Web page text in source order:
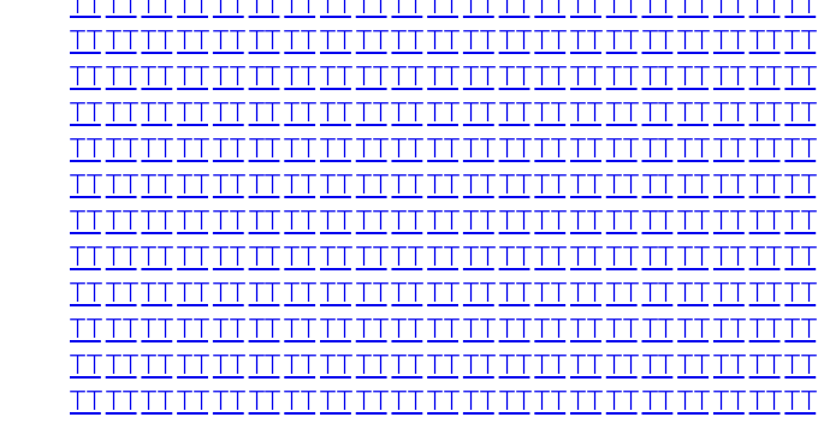
TTTTTTTTTTTTTTTTTTTTTTTTTTTTTTTTTTTTTTTTTT
TTTTTTTTTTTTTTTTTTTTTTTTTTTTTTTTTTTTTTTTTT
TTTTTTTTTTTTTTTTTTTTTTTTTTTTTTTTTTTTTTTTTT
TTTTTTTTTTTTTTTTTTTTTTTTTTTTTTTTTTTTTTTTTT
TTTTTTTTTTTTTTTTTTTTTTTTTTTTTTTTTTTTTTTTTT
TTTTTTTTTTTTTTTTTTTTTTTTTTTTTTTTTTTTTTTTTT
TTTTTTTTTTTTTTTTTTTTTTTTTTTTTTTTTTTTTTTTTT
TTTTTTTTTTTTTTTTTTTTTTTTTTTTTTTTTTTTTTTTTT
TTTTTTTTTTTTTTTTTTTTTTTTTTTTTTTTTTTTTTTTTT
TTTTTTTTTTTTTTTTTTTTTTTTTTTTTTTTTTTTTTTTTT
TTTTTTTTTTTTTTTTTTTTTTTTTTTTTTTTTTTTTTTTTT